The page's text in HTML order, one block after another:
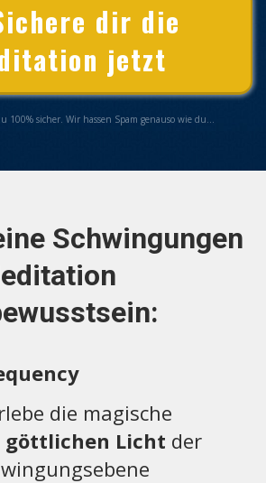
dir die
jetzt
100% sicher. Wir hassen Spam genauso wie du...
Schwingungen
die magische
göttlichen Licht der